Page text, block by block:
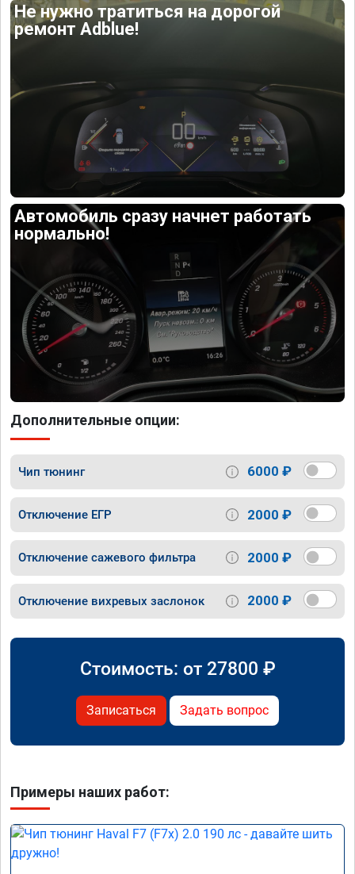
Не нужно тратиться на дорогой
ремонт Adblue!
Автомобиль сразу начнет работать
нормально!
Дополнительные опции:
Чип тюнинг 6000 ₽
Отключение ЕГР 2000 ₽
Отключение сажевого фильтра 2000 ₽
Отключение вихревых заслонок 2000 ₽
Стоимость: от 27800 ₽
Записаться Задать вопрос
Примеры наших работ: